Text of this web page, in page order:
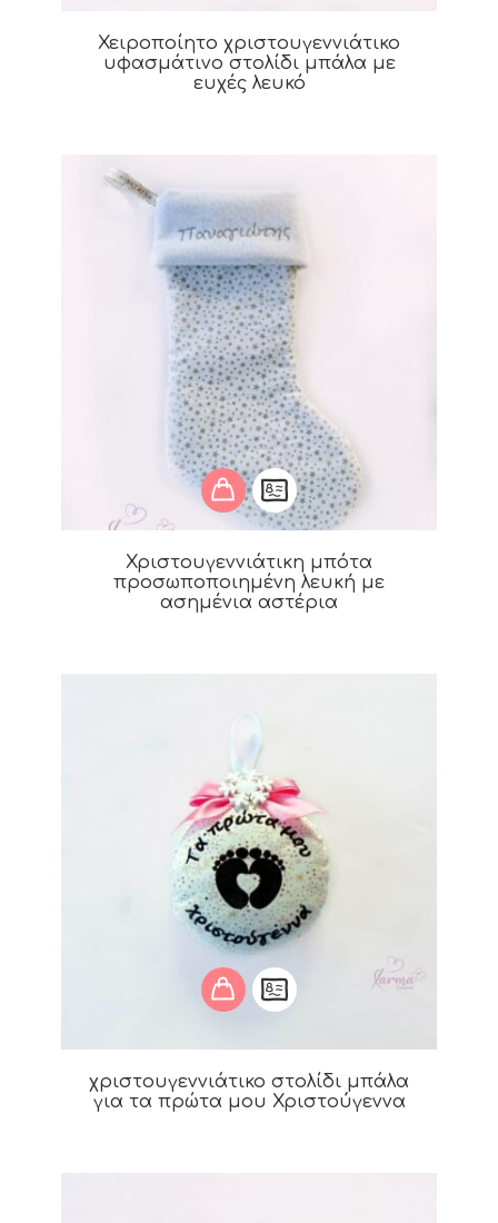
Χειροποίητο χριστουγεννιάτικο
υφασμάτινο στολίδι μπάλα με
ευχές λευκό
Χριστουγεννιάτικη μπότα
προσωποποιημένη λευκή με
ασημένια αστέρια
χριστουγεννιάτικο στολίδι μπάλα
για τα πρώτα μου Χριστούγεννα